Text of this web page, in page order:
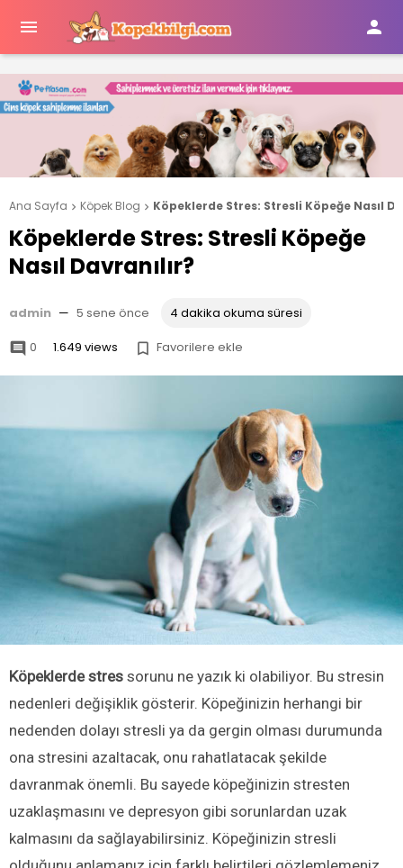
 
Ana Sayfa  Köpek Blog  Köpeklerde Stres: Stresli Köpeğe Nasıl
Köpeklerde Stres: Stresli Köpeğe
Nasıl Davranılır?
admin — 5 sene önce 4 dakika okuma süresi
 0 1.649 views  Favorilere ekle
Köpeklerde stres sorunu ne yazık ki olabiliyor. Bu stresin
nedenleri değişiklik gösterir. Köpeğinizin herhangi bir
nedenden dolayı stresli ya da gergin olması durumunda
ona stresini azaltacak, onu rahatlatacak şekilde
davranmak önemli. Bu sayede köpeğinizin stresten
uzaklaşmasını ve depresyon gibi sorunlardan uzak
kalmasını da sağlayabilirsiniz. Köpeğinizin stresli